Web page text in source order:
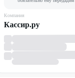
Компания
Кассир.ру